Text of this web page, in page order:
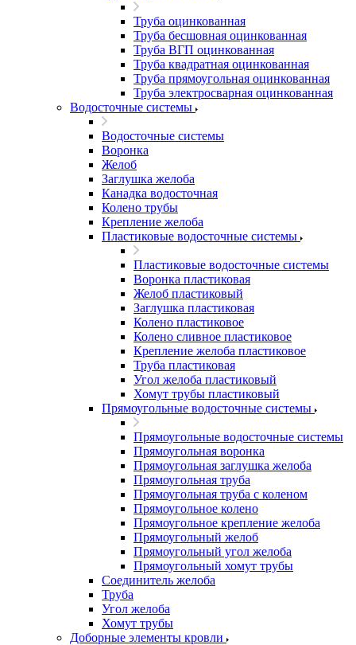
Труба оцинкованная
Труба бесшовная оцинкованная
Труба ВГП оцинкованная
Труба квадратная оцинкованная
Труба прямоугольная оцинкованная
Труба электросварная оцинкованная
Водосточные системы
Водосточные системы
Воронка
Желоб
Заглушка желоба
Канадка водосточная
Колено трубы
Крепление желоба
Пластиковые водосточные системы
Пластиковые водосточные системы
Воронка пластиковая
Желоб пластиковый
Заглушка пластиковая
Колено пластиковое
Колено сливное пластиковое
Крепление желоба пластиковое
Труба пластиковая
Угол желоба пластиковый
Хомут трубы пластиковый
Прямоугольные водосточные системы
Прямоугольные водосточные системы
Прямоугольная воронка
Прямоугольная заглушка желоба
Прямоугольная труба
Прямоугольная труба c коленом
Прямоугольное колено
Прямоугольное крепление желоба
Прямоугольный желоб
Прямоугольный угол желоба
Прямоугольный хомут трубы
Соединитель желоба
Труба
Угол желоба
Хомут трубы
Доборные элементы кровли